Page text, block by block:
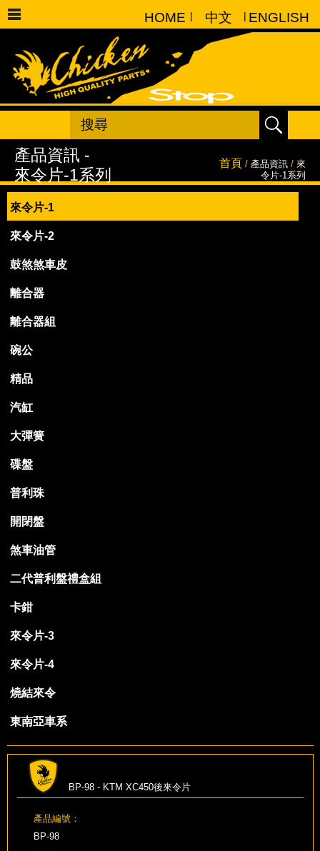
HOME | 中文 | ENGLISH
首頁 / 產品資訊 / 來
令片-1系列
來令片-1
來令片-2
鼓煞煞車皮
離合器
離合器組
碗公
精品
汽缸
大彈簧
碟盤
普利珠
開閉盤
煞車油管
二代普利盤禮盒組
卡鉗
來令片-3
來令片-4
燒結來令
東南亞車系
BP-98 - KTM XC450後來令片
產品編號：
BP-98